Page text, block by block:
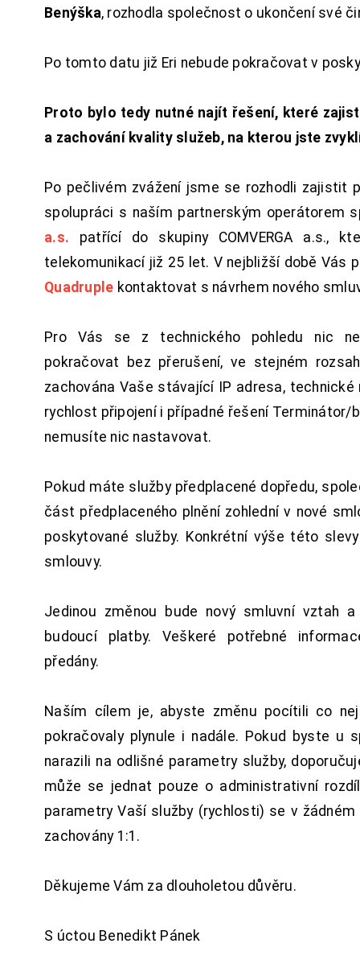
Benýška, rozhodla společnost o ukončení své
Po tomto datu již Eri nebude pokračovat v
Proto bylo tedy nutné najít řešení, které
a zachování kvality služeb, na kterou jste
Po pečlivém zvážení jsme se rozhodli zajistit
spolupráci s naším partnerským operátorem
a.s. patřící do skupiny COMVERGA a.s.,
telekomunikací již 25 let. V nejbližší době Vás
Quadruple kontaktovat s návrhem nového
Pro Vás se z technického pohledu nic
pokračovat bez přerušení, ve stejném
zachována Vaše stávající IP adresa, technické
rychlost připojení i případné řešení Terminátor/
nemusíte nic nastavovat.
Pokud máte služby předplacené dopředu,
část předplaceného plnění zohlední v nové
poskytované služby. Konkrétní výše této
smlouvy.
Jedinou změnou bude nový smluvní vztah
budoucí platby. Veškeré potřebné
předány.
Naším cílem je, abyste změnu pocítili co
pokračovaly plynule i nadále. Pokud byste u
narazili na odlišné parametry služby,
může se jednat pouze o administrativní
parametry Vaší služby (rychlosti) se v
zachovány 1:1.
Děkujeme Vám za dlouholetou důvěru.
S úctou Benedikt Pánek